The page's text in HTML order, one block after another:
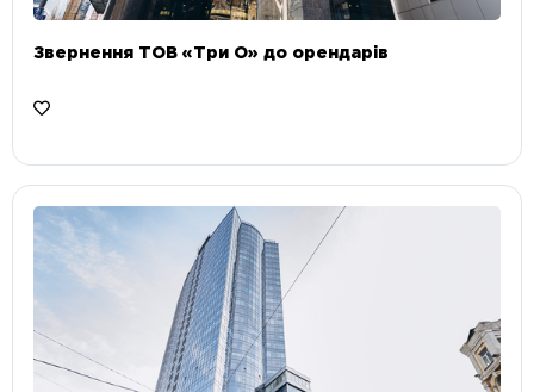
Звернення ТОВ «Три О» до орендарів